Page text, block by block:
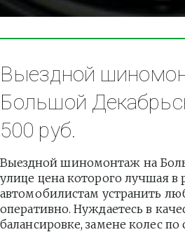
Выездной
Большой
500 руб.
Выездной шиномонтаж на
улице цена которого лучшая в
автомобилистам устранить
оперативно. Нуждаетесь в
балансировке, замене колес